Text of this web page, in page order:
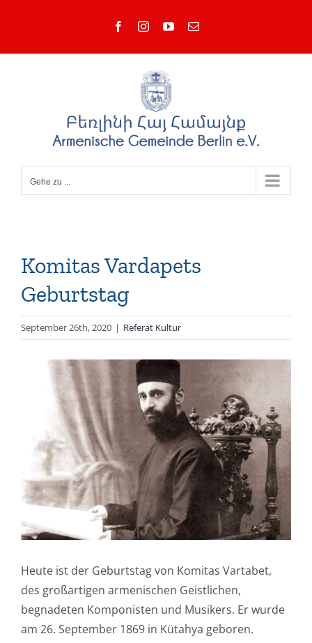
FacebookInstagramYouTube
E-
Gehe zu ...
Komitas Vardapets
Geburtstag
September 26th, 2020 | Referat Kultur
Heute ist der Geburtstag von Komitas Vartabet,
des großartigen armenischen Geistlichen,
begnadeten Komponisten und Musikers. Er wurde
am 26. September 1869 in Kütahya geboren.